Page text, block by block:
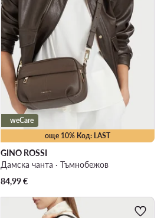
още 10% Код: LAST
weCare
GINO ROSSI
Дамска чанта · Тъмнобежов
84,99€